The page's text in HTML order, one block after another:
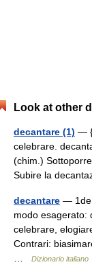
Look at other
decantare (1) —
celebrare.
(chim.)
Subire la
decantare —
modo esagerato:
celebrare,
Contrari:
Dizionario italiano